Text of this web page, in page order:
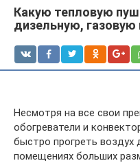
Какую тепловую
дизельную, газовую
Несмотря на все свои
обогреватели и
быстро прогреть воздух
помещениях больших